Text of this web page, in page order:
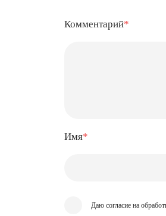
Комментарий*
Имя*
Даю согласие на